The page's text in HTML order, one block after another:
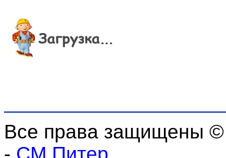
Все права защищены
- СМ Питер